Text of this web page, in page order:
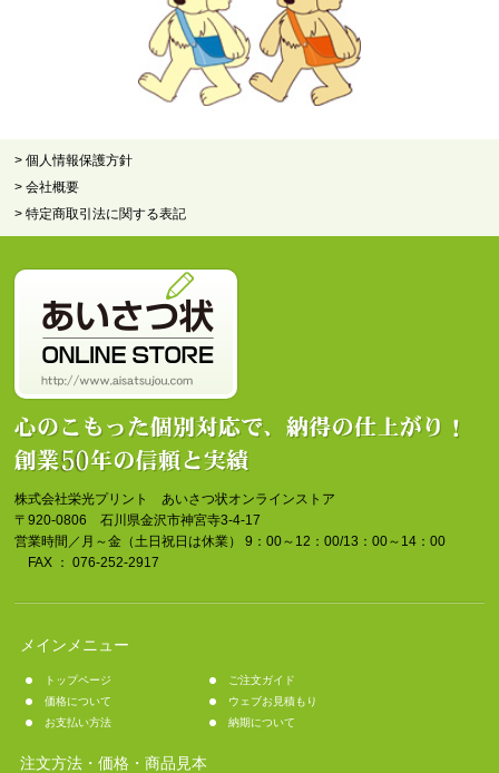
> 個人情報保護方針
> 会社概要
> 特定商取引法に関する表記
株式会社栄光プリント あいさつ状オンラインストア
〒920-0806 石川県金沢市神宮寺3-4-17
営業時間／月～金（土日祝日は休業） 9：00～12：00/13：00～14：00
FAX ： 076-252-2917
メインメニュー
トップページ
ご注文ガイド
価格について
ウェブお見積もり
お支払い方法
納期について
注文方法・価格・商品見本